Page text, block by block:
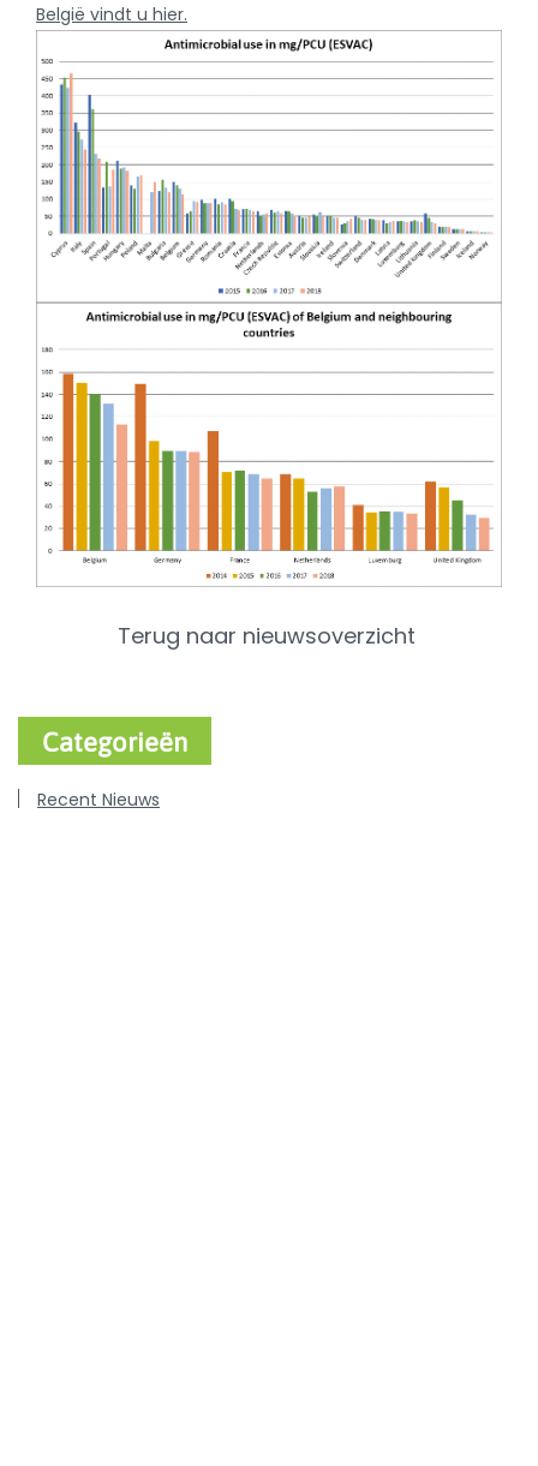
België vindt u hier.
Terug naar nieuwsoverzicht
Categorieën
Recent Nieuws